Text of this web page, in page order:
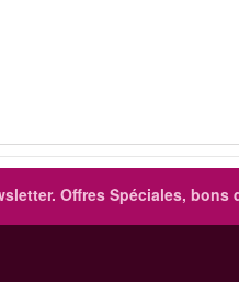
Offres Spéciales, bons